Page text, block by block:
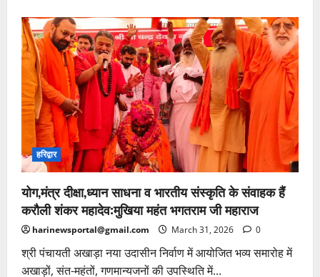
स्वामी
जयंती:
<br>परम
प्रेम
सत्य,अहिंसा
के,
<br>
बड़े
पुजारी
हरिद्वार
योग,मंत्र दीक्षा,ध्यान साधना व भारतीय संस्कृति के संवाहक हैं
करौली शंकर महादेव:मुखिया महंत भगतराम जी महाराज
harinewsportal@gmail.com March 31, 2026 0
श्री पंचायती अखाड़ा नया उदासीन निर्वाण में आयोजित भव्य समारोह में
अखाड़ों, संत-महंतों, गणमान्यजनों की उपस्थिति में...